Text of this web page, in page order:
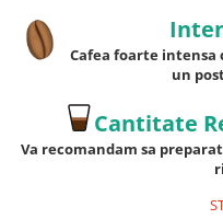
Cafea foarte intensa
un
Cantitate
Va recomandam sa